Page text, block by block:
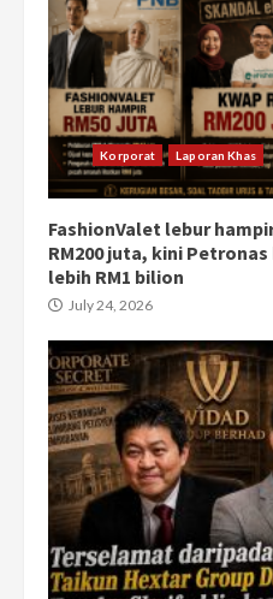
Korporat Laporan Khas
FashionValet lebur
RM200 juta, kini
lebih RM1 bilion
July 24, 2026